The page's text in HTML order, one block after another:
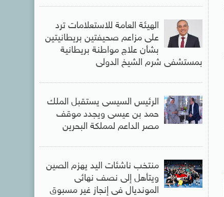
الهيئة العامة للاستعلامات ترد
على مزاعم صحيفتين بريطانيتين
بشأن علاج مواطنة بريطانية
بمستشفى شرم الشيخ الدولى
الرئيس السيسى يستقبل الملك
حمد بن عيسى ويجدد موقف
مصر الداعم لمملكة البحرين
منتخب ناشئات اليد يهزم الصين
ويتأهل إلى نصف نهائى
المونديال فى إنجاز غير مسبوق